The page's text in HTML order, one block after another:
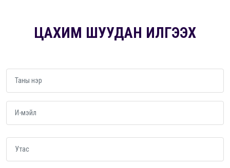
ЦАХИМ ШУУДАН ИЛГЭЭХ